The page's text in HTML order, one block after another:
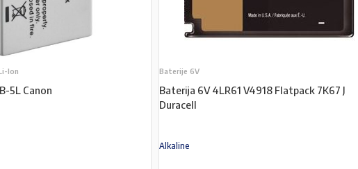
Ion
5L Canon
Baterije 6V
Baterija 6V 4LR61 V4918 Flatpack 7K67 J
Duracell
Alkaline